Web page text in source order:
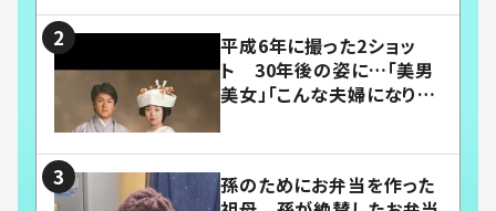
平成6年に撮った2ショッ
ト 30年後の姿に…「美男
美女」「こんな夫婦になりた
孫のためにお弁当を作った